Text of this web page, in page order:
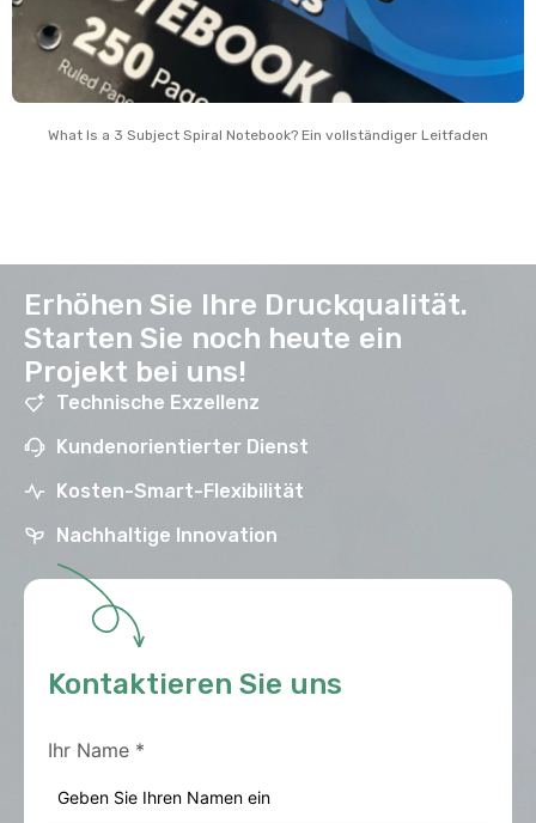
What Is a 3 Subject Spiral Notebook? Ein vollständiger Leitfaden
Erhöhen Sie Ihre Druckqualität.
Starten Sie noch heute ein
Projekt bei uns!
Technische Exzellenz
Kundenorientierter Dienst
Kosten-Smart-Flexibilität
Nachhaltige Innovation
Kontaktieren Sie uns
Ihr Name *